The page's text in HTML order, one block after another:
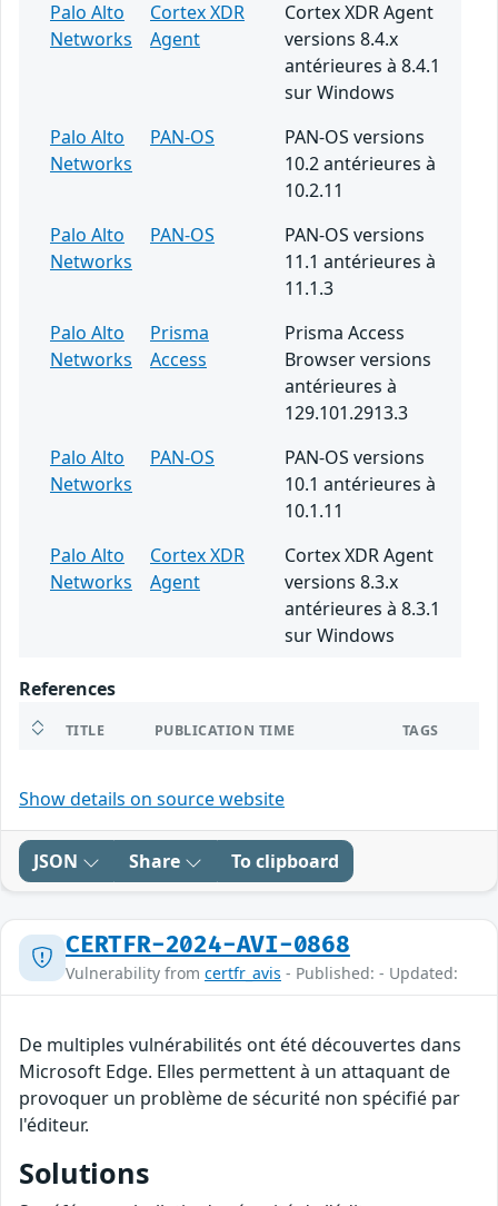
Palo Alto
Networks
Cortex XDR
Agent
Cortex XDR Agent
versions 8.4.x
antérieures à 8.4.1
sur Windows
Palo Alto
Networks
PAN-OS
PAN-OS versions
10.2 antérieures à
10.2.11
Palo Alto
Networks
PAN-OS
PAN-OS versions
11.1 antérieures à
11.1.3
Palo Alto
Networks
Prisma
Access
Prisma Access
Browser versions
antérieures à
129.101.2913.3
Palo Alto
Networks
PAN-OS
PAN-OS versions
10.1 antérieures à
10.1.11
Palo Alto
Networks
Cortex XDR
Agent
Cortex XDR Agent
versions 8.3.x
antérieures à 8.3.1
sur Windows
References
TITLE PUBLICATION TIME TAGS
Show details on source website
JSON Share To clipboard
CERTFR-2024-AVI-0868
Vulnerability from certfr_avis - Published: - Updated:
De multiples vulnérabilités ont été découvertes dans
Microsoft Edge. Elles permettent à un attaquant de
provoquer un problème de sécurité non spécifié par
l'éditeur.
Solutions